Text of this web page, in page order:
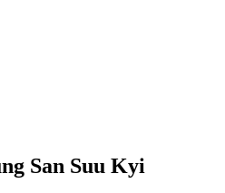
San Suu Kyi